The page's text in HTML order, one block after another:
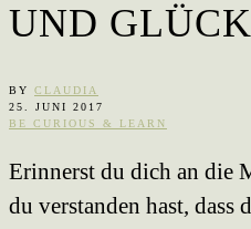
UND
BY CLAUDIA
25. JUNI 2017
BE CURIOUS & LEARN
Erinnerst du dich an die
du verstanden hast, dass